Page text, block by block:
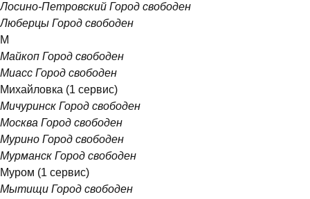
Лосино-Петровский Город свободен
Люберцы Город свободен
М
Майкоп Город свободен
Миасс Город свободен
Михайловка (1 сервис)
Мичуринск Город свободен
Москва Город свободен
Мурино Город свободен
Мурманск Город свободен
Муром (1 сервис)
Мытищи Город свободен